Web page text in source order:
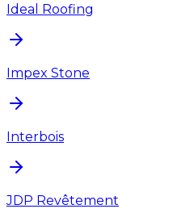
Ideal Roofing
Impex Stone
Interbois
JDP Revêtement